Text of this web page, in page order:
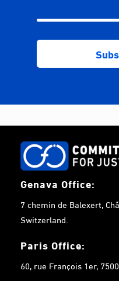
Genava Office:
7 chemin de Balexert,
Switzerland.
Paris Office:
60, rue François 1er,